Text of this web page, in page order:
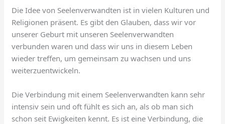
Die Idee von Seelenverwandten ist in vielen Kulturen und
Religionen präsent. Es gibt den Glauben, dass wir vor
unserer Geburt mit unseren Seelenverwandten
verbunden waren und dass wir uns in diesem Leben
wieder treffen, um gemeinsam zu wachsen und uns
weiterzuentwickeln.
Die Verbindung mit einem Seelenverwandten kann sehr
intensiv sein und oft fühlt es sich an, als ob man sich
schon seit Ewigkeiten kennt. Es ist eine Verbindung, die